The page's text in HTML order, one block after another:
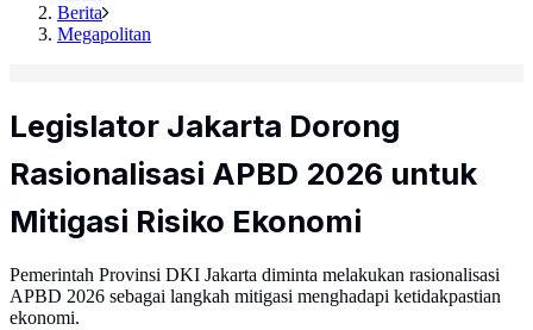
Berita
Megapolitan
Legislator Jakarta Dorong
Rasionalisasi APBD 2026 untuk
Mitigasi Risiko Ekonomi
Pemerintah Provinsi DKI Jakarta diminta melakukan rasionalisasi
APBD 2026 sebagai langkah mitigasi menghadapi ketidakpastian
ekonomi.